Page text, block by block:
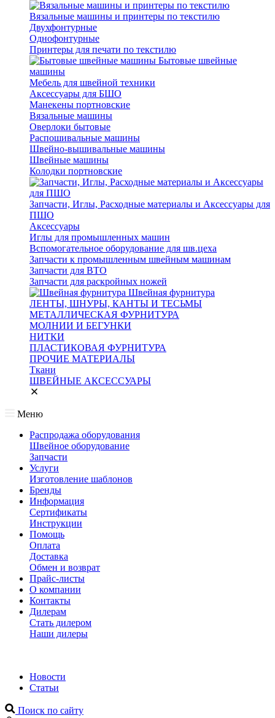
Вязальные машины и принтеры по текстилю
Двухфонтурные
Однофонтурные
Принтеры для печати по текстилю
Бытовые швейные
машины
Мебель для швейной техники
Аксессуары для БШО
Манекены портновские
Вязальные машины
Оверлоки бытовые
Распошивальные машины
Швейно-вышивальные машины
Швейные машины
Колодки портновские
Запчасти, Иглы, Расходные материалы и Аксессуары для
ПШО
Аксессуары
Иглы для промышленных машин
Вспомогательное оборудование для шв.цеха
Запчасти к промышленным швейным машинам
Запчасти для ВТО
Запчасти для раскройных ножей
Швейная фурнитура
ЛЕНТЫ, ШНУРЫ, КАНТЫ И ТЕСЬМЫ
МЕТАЛЛИЧЕСКАЯ ФУРНИТУРА
МОЛНИИ И БЕГУНКИ
НИТКИ
ПЛАСТИКОВАЯ ФУРНИТУРА
ПРОЧИЕ МАТЕРИАЛЫ
Ткани
ШВЕЙНЫЕ АКСЕССУАРЫ
Меню
Распродажа оборудования
Швейное оборудование
Запчасти
Услуги
Изготовление шаблонов
Бренды
Информация
Сертификаты
Инструкции
Помощь
Оплата
Доставка
Обмен и возврат
Прайс-листы
О компании
Контакты
Дилерам
Стать дилером
Наши дилеры
Новости
Статьи
Поиск по сайту